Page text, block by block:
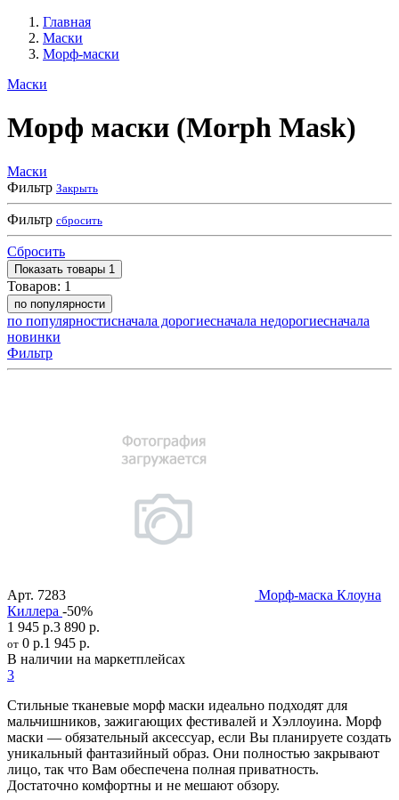
Главная
Маски
Морф-маски
Маски
Морф маски (Morph Mask)
Маски
Фильтр Закрыть
Фильтр сбросить
Сбросить
Показать товары 1
Товаров: 1
по популярности
по популярностисначала дорогиесначала недорогиесначала
новинки
Фильтр
Арт. 7283
Морф-маска Клоуна
Киллера -50%
1 945 р.3 890 р.
от 0 р.1 945 р.
В наличии на маркетплейсах
3
Стильные тканевые морф маски идеально подходят для
мальчишников, зажигающих фестивалей и Хэллоуина. Морф
маски — обязательный аксессуар, если Вы планируете создать
уникальный фантазийный образ. Они полностью закрывают
лицо, так что Вам обеспечена полная приватность.
Достаточно комфортны и не мешают обзору.